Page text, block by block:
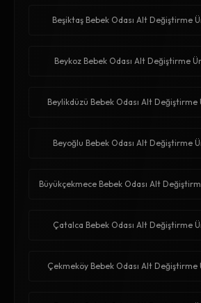
Beşiktaş Bebek Odası Alt Değiştirme
Beykoz Bebek Odası Alt Değiştirme
Beylikdüzü Bebek Odası Alt
Beyoğlu Bebek Odası Alt Değiştirme
Büyükçekmece Bebek Odası Alt
Çatalca Bebek Odası Alt Değiştirme
Çekmeköy Bebek Odası Alt Değiştirme